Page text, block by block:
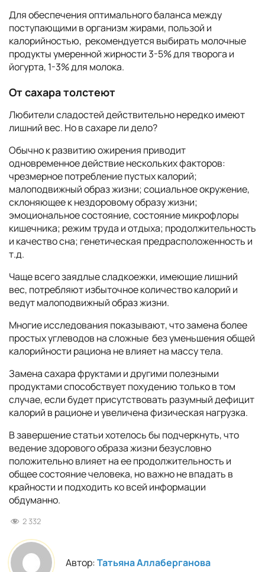
Для обеспечения оптимального баланса между
поступающими в организм жирами, пользой и
калорийностью, рекомендуется выбирать молочные
продукты умеренной жирности 3-5% для творога и
йогурта, 1-3% для молока.
От сахара толстеют
Любители сладостей действительно нередко имеют
лишний вес. Но в сахаре ли дело?
Обычно к развитию ожирения приводит
одновременное действие нескольких факторов:
чрезмерное потребление пустых калорий;
малоподвижный образ жизни; социальное окружение,
склоняющее к нездоровому образу жизни;
эмоциональное состояние, состояние микрофлоры
кишечника; режим труда и отдыха; продолжительность
и качество сна; генетическая предрасположенность и
т.д.
Чаще всего заядлые сладкоежки, имеющие лишний
вес, потребляют избыточное количество калорий и
ведут малоподвижный образ жизни.
Многие исследования показывают, что замена более
простых углеводов на сложные без уменьшения общей
калорийности рациона не влияет на массу тела.
Замена сахара фруктами и другими полезными
продуктами способствует похудению только в том
случае, если будет присутствовать разумный дефицит
калорий в рационе и увеличена физическая нагрузка.
В завершение статьи хотелось бы подчеркнуть, что
ведение здорового образа жизни безусловно
положительно влияет на ее продолжительность и
общее состояние человека, но важно не впадать в
крайности и подходить ко всей информации
обдуманно.
2 332
Автор:Татьяна Аллаберганова